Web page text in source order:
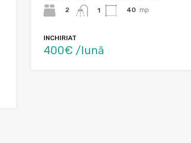
2
1
40 mp
INCHIRIAT
400€ /lună